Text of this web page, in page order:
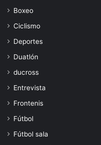
Boxeo
Ciclismo
Deportes
Duatlón
ducross
Entrevista
Frontenis
Fútbol
Fútbol sala